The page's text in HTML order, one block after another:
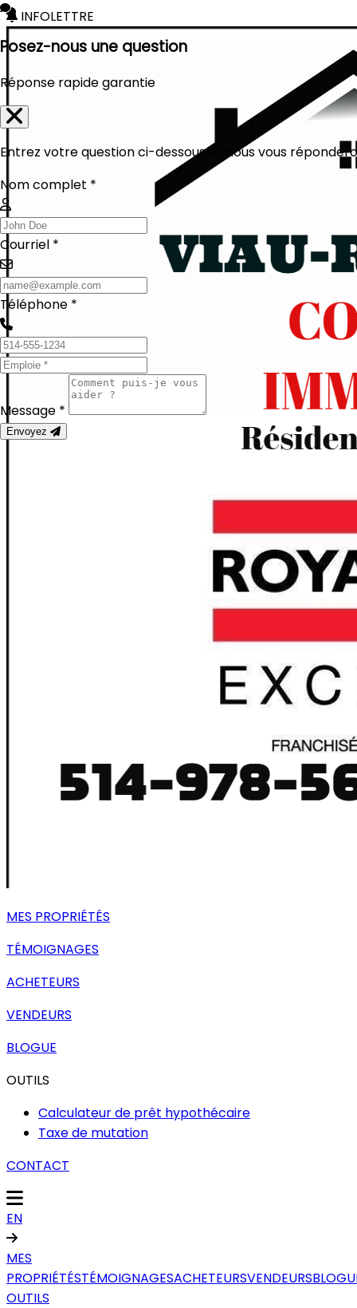
INFOLETTRE
MES PROPRIÉTÉS
TÉMOIGNAGES
ACHETEURS
VENDEURS
BLOGUE
OUTILS
Calculateur de prêt hypothécaire
Taxe de mutation
CONTACT
EN
MES
PROPRIÉTÉSTÉMOIGNAGESACHETEURSVENDEURS
OUTILS
Posez-nous une question
Réponse rapide garantie
Entrez votre question ci-dessous et nous vous
Nom complet *
Courriel *
Téléphone *
Message *
Envoyez